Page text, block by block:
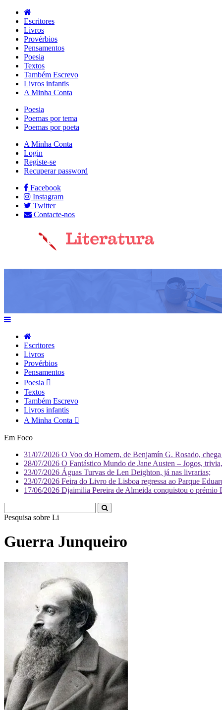
Escritores
Livros
Provérbios
Pensamentos
Poesia
Textos
Também Escrevo
Livros infantis
A Minha Conta
Poesia
Poemas por tema
Poemas por poeta
A Minha Conta
Login
Registe-se
Recuperar password
Facebook
Instagram
Twitter
Contacte-nos
Escritores
Livros
Provérbios
Pensamentos
Poesia
Textos
Também Escrevo
Livros infantis
A Minha Conta
Em Foco
31/07/2026 O Voo do Homem, de Benjamín G. Rosado,
28/07/2026 O Fantástico Mundo de Jane Austen – Jogos,
23/07/2026 Águas Turvas de Len Deighton, já nas livrarias;
23/07/2026 Feira do Livro de Lisboa regressa ao Parque
17/06/2026 Djaimilia Pereira de Almeida conquistou o
Pesquisa sobre Literatura
Guerra Junqueiro